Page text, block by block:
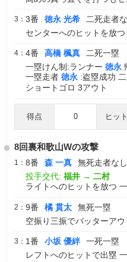
3： 3番 徳永 光希
二死走者
センターへのヒットを放つ
4： 4番 高橋 楓真
二死一塁
一塁けん制:ランナー 徳永
一塁走者 徳永 :盗塁成功
ショートゴロ 3アウト
得点 0 ヒット
8回裏和歌山Wの攻撃
1： 8番 森 一真
無死走者なし
投手交代: 福井 → 二村
ライトへのヒットを放つ
2： 9番 橘 貫太
無死一塁
空振り三振でバッターアウ
3： 1番 小坂 優絆
一死一塁
レフトへのヒットで出塁